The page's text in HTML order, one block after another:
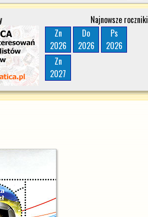
Najnowsze roczniki
Zn
2026
Do
2026
Ps
2026
Zn
2027